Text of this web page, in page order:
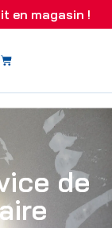
en magasin !
de